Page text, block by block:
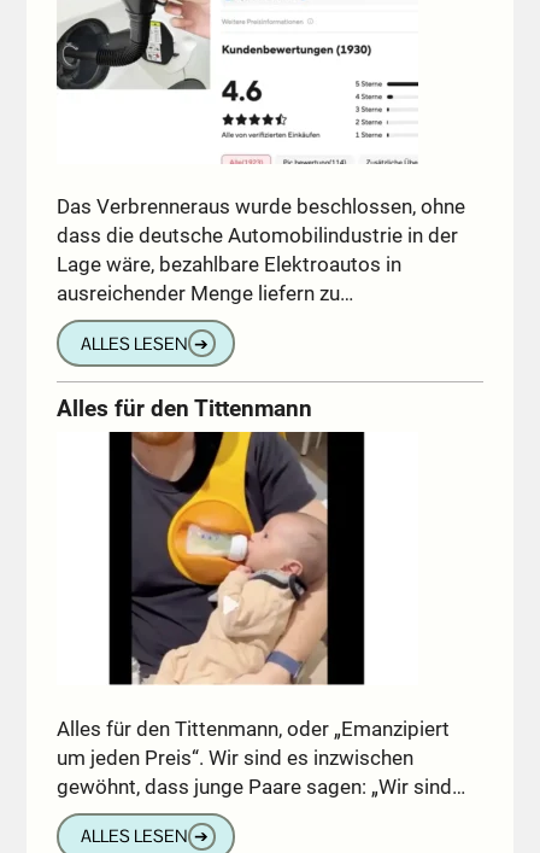
Das Verbrenneraus wurde beschlossen, ohne
dass die deutsche Automobilindustrie in der
Lage wäre, bezahlbare Elektroautos in
ausreichender Menge liefern zu…
ALLES LESEN ➔
Alles für den Tittenmann
Alles für den Tittenmann, oder „Emanzipiert
um jeden Preis“. Wir sind es inzwischen
gewöhnt, dass junge Paare sagen: „Wir sind…
ALLES LESEN ➔